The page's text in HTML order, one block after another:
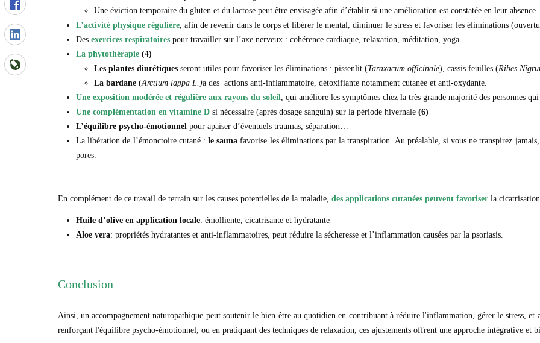
Une éviction temporaire du gluten et du lactose peut être envisagée afin d’établir si une amélioration est constatée en leur absence
L’activité physique régulière, afin de revenir dans le corps et libérer le mental, diminuer le stress et favoriser les éliminations
Des exercices respiratoires pour travailler sur l’axe nerveux : cohérence cardiaque, relaxation, méditation, yoga…
La phytothérapie (4)
Les plantes diurétiques seront utiles pour favoriser les éliminations : pissenlit (Taraxacum officinale), cassis feuilles (Ribes
La bardane (Arctium lappa L.)a des actions anti-inflammatoire, détoxifiante notamment cutanée et anti-oxydante.
Une exposition modérée et régulière aux rayons du soleil, qui améliore les symptômes chez la très grande majorité des personnes
Une complémentation en vitamine D si nécessaire (après dosage sanguin) sur la période hivernale (6)
L’équilibre psycho-émotionnel pour apaiser d’éventuels traumas, séparation…
La libération de l’émonctoire cutané :le sauna favorise les éliminations par la transpiration. Au préalable, si vous ne transpirez
pores.
En complément de ce travail de terrain sur les causes potentielles de la maladie, des applications cutanées peuvent favoriser la
Huile d’olive en application locale: émolliente, cicatrisante et hydratante
Aloe vera: propriétés hydratantes et anti-inflammatoires, peut réduire la sécheresse et l’inflammation causées par la psoriasis.
Conclusion
Ainsi, un accompagnement naturopathique peut soutenir le bien-être au quotidien en contribuant à réduire l'inflammation, gérer le stress,
renforçant l'équilibre psycho-émotionnel, ou en pratiquant des techniques de relaxation, ces ajustements offrent une approche intégrative et